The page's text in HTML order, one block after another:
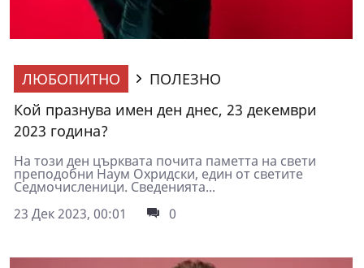
ЛЮБОПИТНО
ПОЛЕЗНО
Кой празнува имен ден днес, 23 декември
2023 година?
На този ден църквата почита паметта на свети
преподобни Наум Охридски, един от светите
Седмочисленици. Сведенията...
23 Дек 2023, 00:01
0